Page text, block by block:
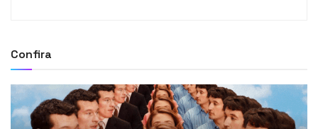
Confira